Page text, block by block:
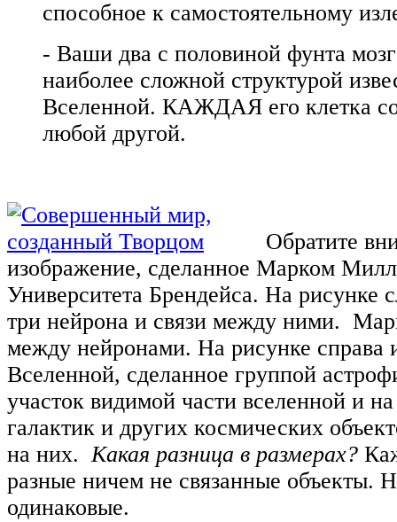
способное к самостоятельному
- Ваши два с половиной фунта
наиболее сложной структурой
Вселенной. КАЖДАЯ его клетка
любой другой.
Обратите
изображение, сделанное Марком
Университета Брендейса. На рисунке
три нейрона и связи между ними.
между нейронами. На рисунке справа
Вселенной, сделанное группой
участок видимой части вселенной и
галактик и других космических
на них.Какая разница в размерах?
разные ничем не связанные объекты.
одинаковые.